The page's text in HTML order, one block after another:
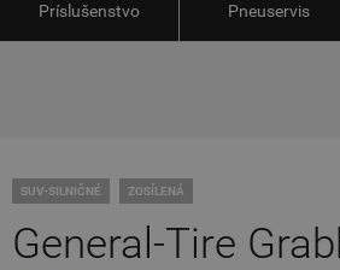
Príslušenstvo Pneuservis
SUV-SILNIČNÉ ZOSÍLENÁ
General-Tire